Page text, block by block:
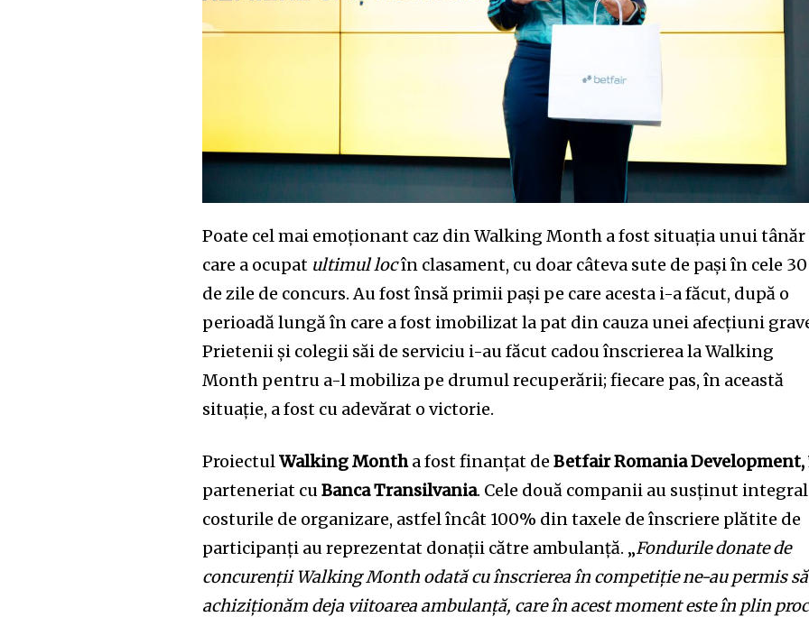
the subscribe button below. Don't worry, we respect your privacy and
won't spam your inbox. Your information is safe with us.
32,111 32,214
Cititori
Poate cel mai emoționant caz din Walking Month a fost situația unui tânăr
care a ocupat ultimullocîn clasament, cu doar câteva sute de pași în cele 30
de zile de concurs. Au fost însă primii pași pe care acesta i-a făcut, după o
perioadă lungă în care a fost imobilizat la pat din cauza unei afecțiuni
Prietenii și colegii săi de serviciu i-au făcut cadou înscrierea la Walking
Month pentru a-l mobiliza pe drumul recuperării; fiecare pas, în această
situație, a fost cu adevărat o victorie.
ProiectulWalking Montha fost finanțat deBetfair Romania Development,
parteneriat cuBanca Transilvania. Cele două companii au susținut integral
costurile de organizare, astfel încât 100% din taxele de înscriere plătite de
participanți au reprezentat donații către ambulanță. „Fondurile donate de
concurenții Walking Month odată cu înscrierea în competiție ne-au permis să
achiziționăm deja viitoarea ambulanță, care în acest moment este în plin